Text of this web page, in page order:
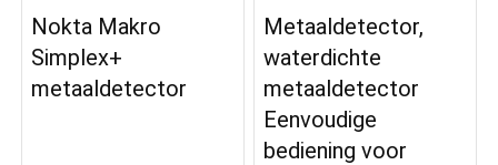
Nokta Makro
Simplex+
metaaldetector
Metaaldetector,
waterdichte
metaaldetector
Eenvoudige
bediening voor